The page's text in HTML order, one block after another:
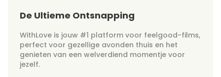
De Ultieme Ontsnapping
WithLove is jouw #1 platform voor feelgood-films,
perfect voor gezellige avonden thuis en het
genieten van een welverdiend momentje voor
jezelf.